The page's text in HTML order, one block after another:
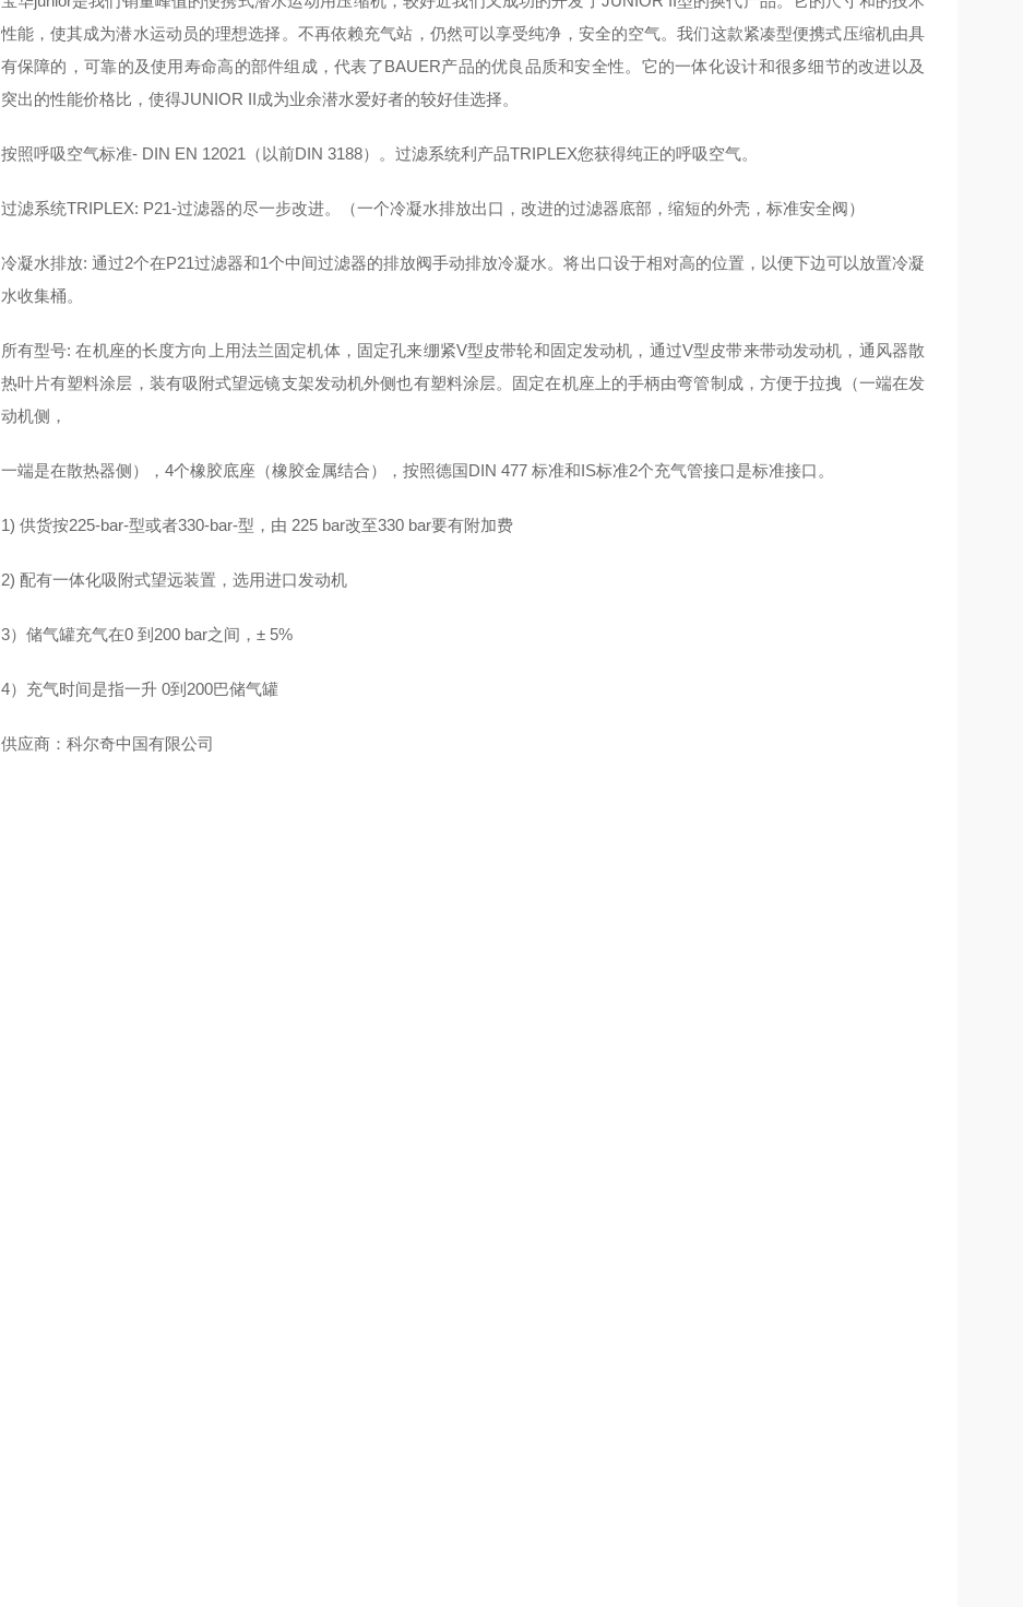
性能，使其成为潜水运动员的理想选择。不再依赖充气站，仍然可以享受纯净，安全的空气。我们这款紧凑型便携式压缩机由具
有保障的，可靠的及使用寿命高的部件组成，代表了BAUER产品的优良品质和安全性。它的一体化设计和很多细节的改进以及
突出的性能价格比，使得JUNIOR II成为业余潜水爱好者的较好佳选择。
按照呼吸空气标准- DIN EN 12021（以前DIN 3188）。过滤系统利产品TRIPLEX您获得纯正的呼吸空气。
过滤系统TRIPLEX: P21-过滤器的尽一步改进。（一个冷凝水排放出口，改进的过滤器底部，缩短的外壳，标准安全阀）
冷凝水排放: 通过2个在P21过滤器和1个中间过滤器的排放阀手动排放冷凝水。将出口设于相对高的位置，以便下边可以放置冷凝
水收集桶。
所有型号: 在机座的长度方向上用法兰固定机体，固定孔来绷紧V型皮带轮和固定发动机，通过V型皮带来带动发动机，通风器散
热叶片有塑料涂层，装有吸附式望远镜支架发动机外侧也有塑料涂层。固定在机座上的手柄由弯管制成，方便于拉拽（一端在发
动机侧，
一端是在散热器侧），4个橡胶底座（橡胶金属结合），按照德国DIN 477 标准和IS标准2个充气管接口是标准接口。
1) 供货按225-bar-型或者330-bar-型，由 225 bar改至330 bar要有附加费
2) 配有一体化吸附式望远装置，选用进口发动机
3）储气罐充气在0 到200 bar之间，± 5%
4）充气时间是指一升 0到200巴储气罐
供应商：科尔奇中国有限公司